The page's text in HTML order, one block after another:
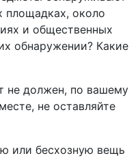
площадках, около
и общественных
обнаружении? Какие
не должен, по вашему
не оставляйте
или бесхозную вещь